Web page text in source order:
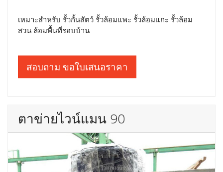
เหมาะสำหรับ รั้วกั้นสัตว์ รั้วล้อมแพะ รั้วล้อมแกะ รั้วล้อม
สวน ล้อมพื้นที่รอบบ้าน
สอบถาม ขอใบเสนอราคา
ตาข่ายไวน์แมน 90